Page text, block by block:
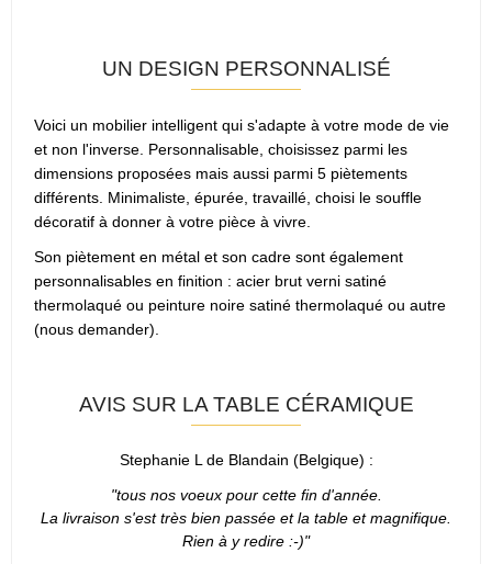
UN DESIGN PERSONNALISÉ
Voici un mobilier intelligent qui s'adapte à votre mode de vie
et non l'inverse. Personnalisable, choisissez parmi les
dimensions proposées mais aussi parmi 5 piètements
différents. Minimaliste, épurée, travaillé, choisi le souffle
décoratif à donner à votre pièce à vivre.
Son piètement en métal et son cadre sont également
personnalisables en finition : acier brut verni satiné
thermolaqué ou peinture noire satiné thermolaqué ou autre
(nous demander).
AVIS SUR LA TABLE CÉRAMIQUE
Stephanie L de Blandain (Belgique) :
"tous nos voeux pour cette fin d'année.
La livraison s'est très bien passée et la table et magnifique.
Rien à y redire :-)"